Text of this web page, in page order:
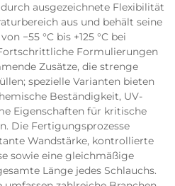
ausgezeichnete Flexibilität
aus und behält seine
−55 °C bis +125 °C bei
Formulierungen
Zusätze, die strenge
spezielle Varianten bieten
Beständigkeit, UV-
Eigenschaften für kritische
Die Fertigungsprozesse
Wandstärke, kontrollierte
sowie eine gleichmäßige
Länge jedes Schlauchs.